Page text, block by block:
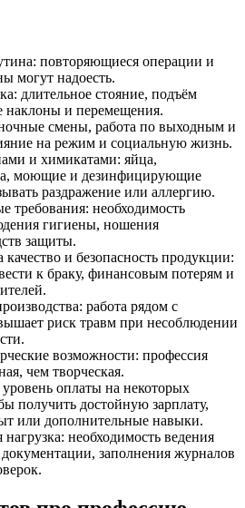
повторяющиеся операции и
могут надоесть.
длительное стояние, подъём
наклоны и перемещения.
смены, работа по выходным и
на режим и социальную жизнь.
и химикатами: яйца,
моющие и дезинфицирующие
раздражение или аллергию.
требования: необходимость
гигиены, ношения
защиты.
качество и безопасность продукции:
к браку, финансовым потерям и
работа рядом с
риск травм при несоблюдении
возможности: профессия
чем творческая.
оплаты на некоторых
получить достойную зарплату,
или дополнительные навыки.
необходимость ведения
заполнения журналов